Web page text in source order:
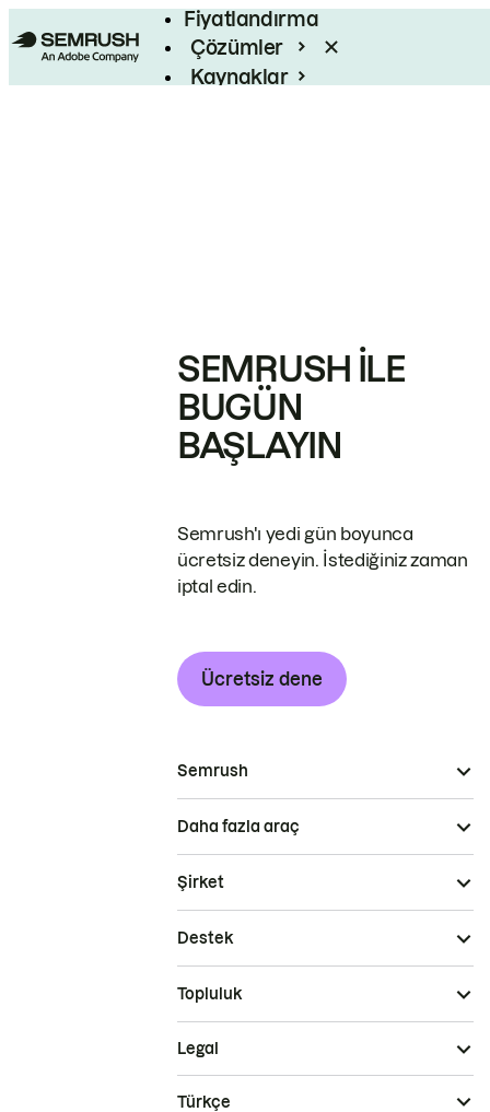
Fiyatlandırma
Çözümler
Kaynaklar
SEMRUSH ILE
BUGÜN
BAŞLAYIN
Semrush'ı yedi gün boyunca
ücretsiz deneyin. İstediğiniz zaman
iptal edin.
Ücretsiz dene
Semrush
Daha fazla araç
Şirket
Destek
Topluluk
Legal
Türkçe